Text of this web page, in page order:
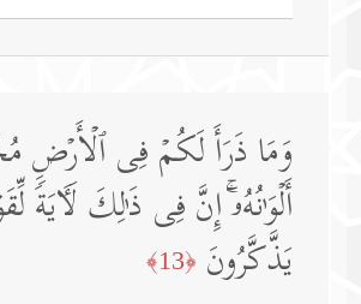
وَمَا ذَرَأَ لَكُمۡ فِی ٱلۡأَرۡضِ
أَلۡوَ ٰ⁠نُهُۥۤۚ إِنَّ فِی ذَ ٰ⁠لِكَ لَـَٔایَةࣰ
یَذَّكَّرُونَ ﴿13﴾